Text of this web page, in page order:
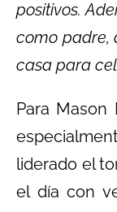
positivos.
como padre,
casa para
Para Mason
liderado el
el día con